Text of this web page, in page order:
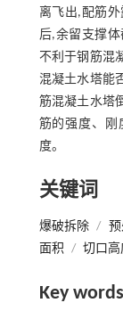
离飞出,配筋
后,余留支撑
不利于钢筋混
混凝土水塔能
筋混凝土水塔
筋的强度、刚
度。
关键词
爆破拆除 /
面积 / 切口高
Key words